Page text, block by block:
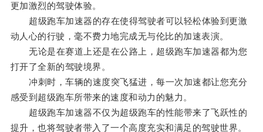
更加激烈的驾驶体验。
超级跑车加速器的存在使得驾驶者可以轻松体验到更激
动人心的行驶，毫不费力地完成无与伦比的加速表演。
无论是在赛道上还是在公路上，超级跑车加速器都为您
打开了全新的驾驶境界。
冲刺时，车辆的速度突飞猛进，每一次加速都让您充分
感受到超级跑车所带来的速度和动力的魅力。
超级跑车加速器不仅为超级跑车的性能带来了飞跃性的
提升，也将驾驶者带入了一个高度充实和满足的驾驶世界。